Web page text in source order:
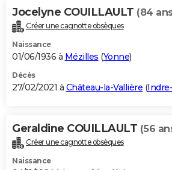
Jocelyne COUILLAULT (84
Créer une cagnotte obsèques
Naissance
01/06/1936 à Mézilles (Yonne)
Décès
27/02/2021 à Château-la-Vallière (
Geraldine COUILLAULT (56
Créer une cagnotte obsèques
Naissance